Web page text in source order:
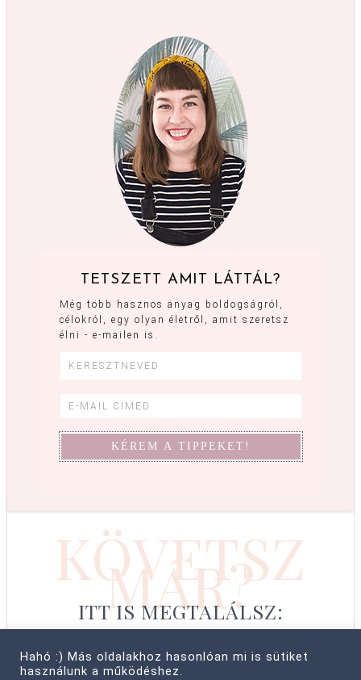
TETSZETT AMIT LÁTTÁL?
Még több hasznos anyag boldogságról,
célokról, egy olyan életről, amit szeretsz
élni - e-mailen is.
KÖVETSZ
MÁR?
ITT IS MEGTALÁLSZ:
Hahó :) Más oldalakhoz hasonlóan mi is sütiket
használunk a működéshez.